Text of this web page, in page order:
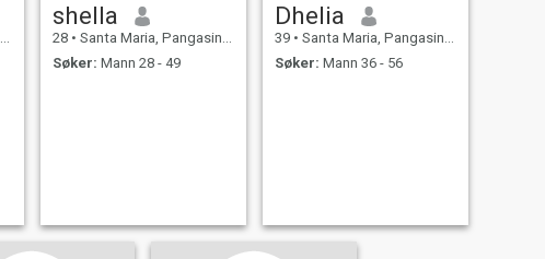
shella
28 • Santa Maria, Pangasinan, Filippinene
Søker: Mann 28 - 49
Dhelia
39 • Santa Maria, Pangasinan, Filippinene
Søker: Mann 36 - 56